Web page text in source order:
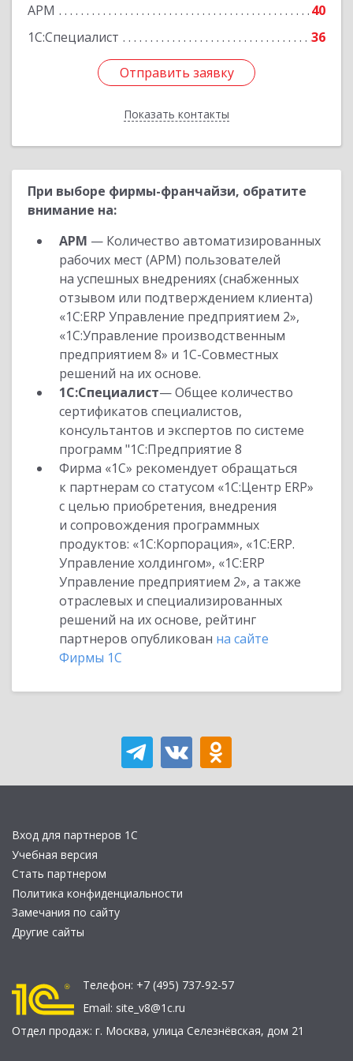
АРМ
40
1С:Специалист
36
Отправить заявку
Показать контакты
Подробнее
Отправить заявку
Назад
При выборе фирмы-франчайзи, обратите
внимание на:
АРМ — Количество автоматизированных
рабочих мест (АРМ) пользователей
на успешных внедрениях (снабженных
отзывом или подтверждением клиента)
«1С:ERP Управление предприятием 2»,
«1С:Управление производственным
предприятием 8» и 1С-Совместных
решений на их основе.
1С:Специалист— Общее количество
сертификатов специалистов,
консультантов и экспертов по системе
программ "1С:Предприятие 8
Фирма «1С» рекомендует обращаться
к партнерам со статусом «1С:Центр ERP»
с целью приобретения, внедрения
и сопровождения программных
продуктов: «1С:Корпорация», «1С:ERP.
Управление холдингом», «1С:ERP
Управление предприятием 2», а также
отраслевых и специализированных
решений на их основе, рейтинг
партнеров опубликован на сайте
Фирмы 1С
Вход для партнеров 1С
Учебная версия
Стать партнером
Политика конфиденциальности
Замечания по сайту
Другие сайты
Телефон: +7 (495) 737-92-57
Email: site_v8@1c.ru
Отдел продаж: г. Москва, улица Селезнёвская, дом 21